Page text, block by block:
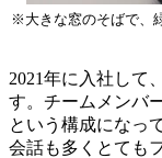
※大きな窓のそばで、
2021年に入社して
す。チームメンバ
という構成になっ
会話も多くとても